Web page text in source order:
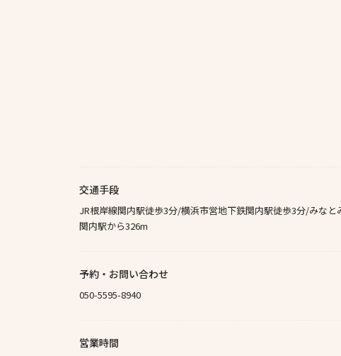
交通手段
JR根岸線関内駅徒歩3分/横浜市営地下鉄関内駅徒歩3分/みな
関内駅から326m
予約・お問い合わせ
050-5595-8940
営業時間